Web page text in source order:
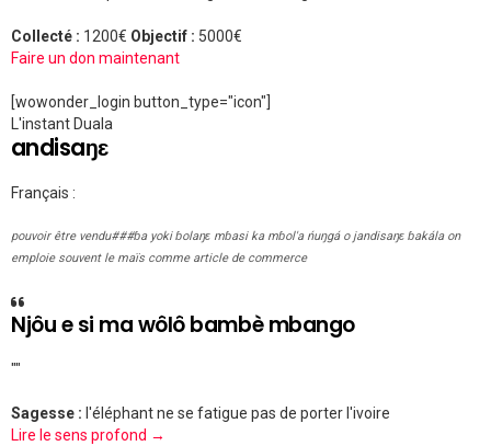
Collecté : 1200€ Objectif : 5000€
Faire un don maintenant
[wowonder_login button_type="icon"]
L'instant Duala
andisaŋɛ
Français :
pouvoir être vendu###ɓa yoki ɓolaŋɛ mɓasi ka mɓol'a ńuŋgá o jandisaŋɛ ɓakála on
emploie souvent le maïs comme article de commerce
Njôu e si ma wôlô bambè mbango
""
Sagesse : l'éléphant ne se fatigue pas de porter l'ivoire
Lire le sens profond →